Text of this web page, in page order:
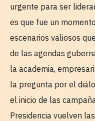
urgente para ser
es que fue un
escenarios valiosos
de las agendas
la academia,
la pregunta por el
el inicio de las
Presidencia vuelven